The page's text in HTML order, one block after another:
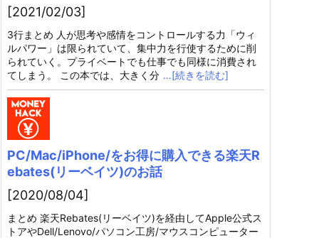
[2021/02/03]
3行まとめ 人が思考や感情をコントロールする力「ウィ
ルパワー」は限られていて、集中力を行使するために削
られていく。プライベートでも仕事でも同様に消費され
てしまう。 この本では、大きく分 …[続きを読む]
PC/Mac/iPhone/をお得に購入できる楽天R
ebates(リーベイツ)のお話
[2020/08/04]
まとめ 楽天Rebates(リーベイツ)を経由してApple公式ス
トアやDell/Lenovo/パソコン工房/マウスコンピューター